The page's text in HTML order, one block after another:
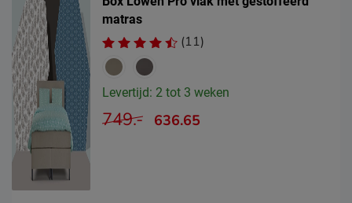
matras
(11)
Levertijd: 2 tot 3 weken
749.- 636.65